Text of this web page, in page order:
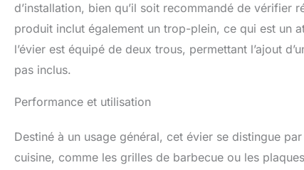
d’installation, bien qu’il soit recommandé de
produit inclut également un trop-plein, ce qui est un
l’évier est équipé de deux trous, permettant l’ajout
pas inclus.
Performance et utilisation
Destiné à un usage général, cet évier se distingue
cuisine, comme les grilles de barbecue ou les